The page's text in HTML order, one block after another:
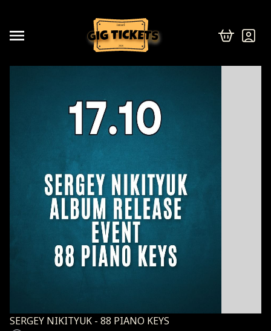
israel
2026
SERGEY NIKITYUK - 88 PIANO KEYS